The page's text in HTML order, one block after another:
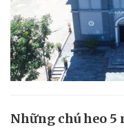
Những chú heo 5